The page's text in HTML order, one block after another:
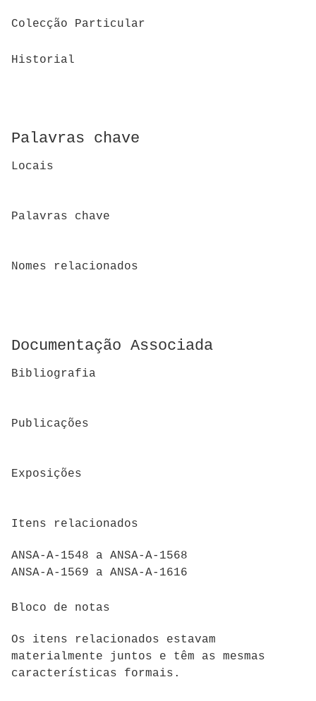
Colecção Particular
Historial
Palavras chave
Locais
Palavras chave
Nomes relacionados
Documentação Associada
Bibliografia
Publicações
Exposições
Itens relacionados
ANSA-A-1548 a ANSA-A-1568
ANSA-A-1569 a ANSA-A-1616
Bloco de notas
Os itens relacionados estavam
materialmente juntos e têm as mesmas
características formais.